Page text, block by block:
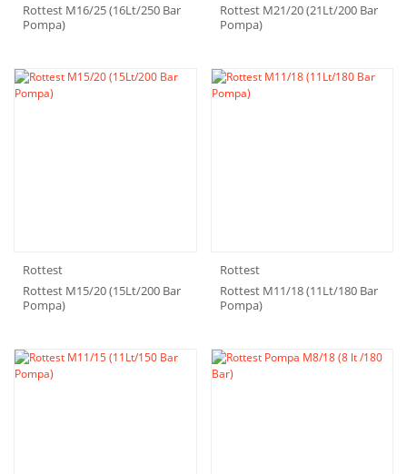
Rottest M16/25 (16Lt/250 Bar
Pompa)
Rottest M21/20 (21Lt/200 Bar
Pompa)
Rottest
Rottest M15/20 (15Lt/200 Bar
Pompa)
Rottest
Rottest M11/18 (11Lt/180 Bar
Pompa)